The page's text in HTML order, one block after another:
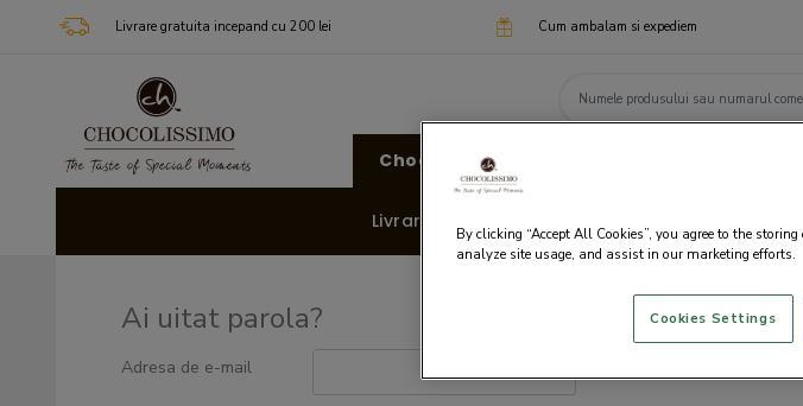
Livrare gratuita incepand cu 200 lei Cum ambalam si expediem
Chocolissimo
Livrare rapida 🚚
Ai uitat parola?
Adresa de e-mail
By clicking “Accept All Cookies”, you agree to the
analyze site usage, and assist in our marketing efforts.
Cookies Settings